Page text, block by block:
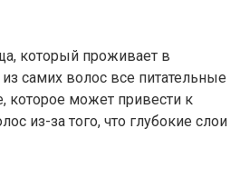
который проживает в
самих волос все питательные
которое может привести к
из-за того, что глубокие слои